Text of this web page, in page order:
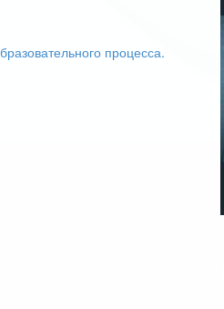
процесса.